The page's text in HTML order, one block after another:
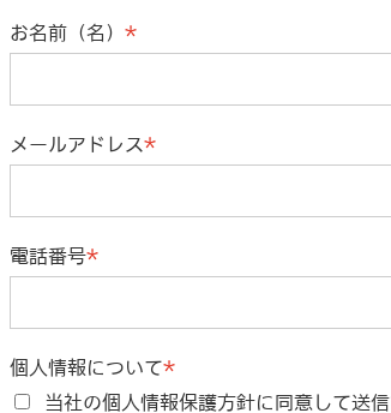
お名前（名）
メールアドレス
電話番号
個人情報について
当社の個人情報保護方針に同意して送信